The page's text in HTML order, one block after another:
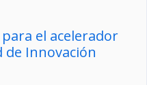
para el acelerador
de Innovación